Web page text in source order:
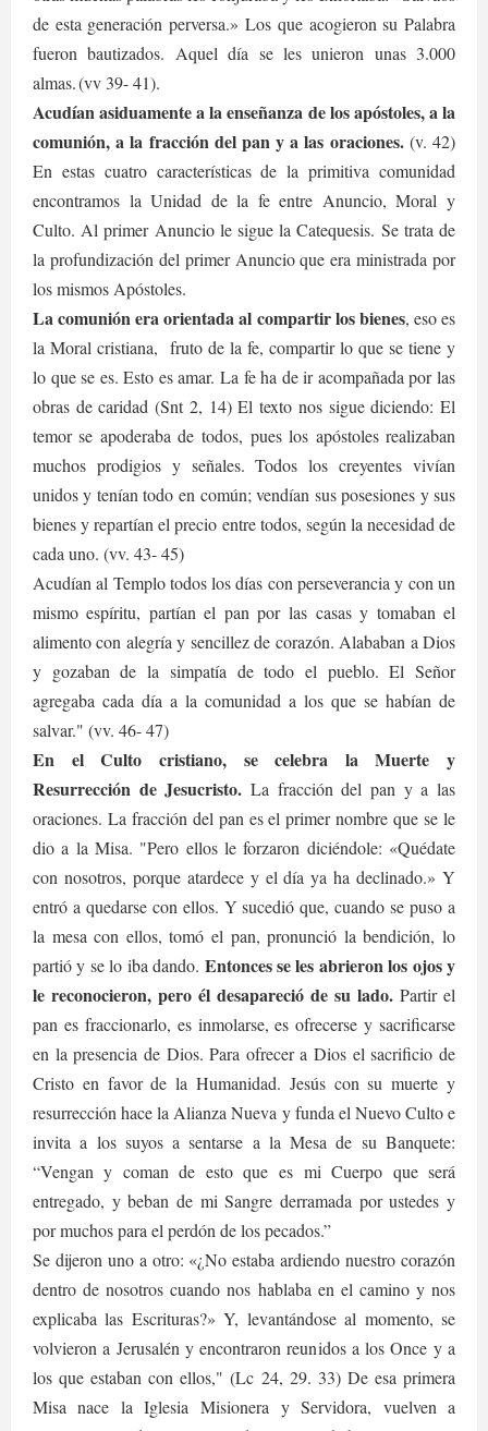
de esta generación perversa.» Los que acogieron su Palabra
fueron bautizados. Aquel día se les unieron unas 3.000
almas.(vv 39- 41).
Acudían asiduamente a la enseñanza de los apóstoles, a la
comunión, a la fracción del pan y a las oraciones.(v. 42)
En estas cuatro características de la primitiva comunidad
encontramos la Unidad de la fe entre Anuncio, Moral y
Culto. Al primer Anuncio le sigue la Catequesis. Se trata de
la profundización del primer Anuncio que era ministrada por
los mismos Apóstoles.
La comunión era orientada al compartir los bienes, eso es
la Moral cristiana, fruto de la fe, compartir lo que se tiene y
lo que se es. Esto es amar. La fe ha de ir acompañada por las
obras de caridad (Snt 2, 14) El texto nos sigue diciendo: El
temor se apoderaba de todos, pues los apóstoles realizaban
muchos prodigios y señales. Todos los creyentes vivían
unidos y tenían todo en común; vendían sus posesiones y sus
bienes y repartían el precio entre todos, según la necesidad de
cada uno. (vv. 43- 45)
Acudían al Templo todos los días con perseverancia y con un
mismo espíritu, partían el pan por las casas y tomaban el
alimento con alegría y sencillez de corazón. Alababan a Dios
y gozaban de la simpatía de todo el pueblo. El Señor
agregaba cada día a la comunidad a los que se habían de
salvar." (vv. 46- 47)
En el Culto cristiano, se celebra la Muerte y
Resurrección de Jesucristo. La fracción del pan y a las
oraciones. La fracción del pan es el primer nombre que se le
dio a la Misa. "Pero ellos le forzaron diciéndole: «Quédate
con nosotros, porque atardece y el día ya ha declinado.» Y
entró a quedarse con ellos. Y sucedió que, cuando se puso a
la mesa con ellos, tomó el pan, pronunció la bendición, lo
partió y se lo iba dando. Entonces se les abrieron los ojos y
le reconocieron, pero él desapareció de su lado.Partir el
pan es fraccionarlo, es inmolarse, es ofrecerse y sacrificarse
en la presencia de Dios. Para ofrecer a Dios el sacrificio de
Cristo en favor de la Humanidad. Jesús con su muerte y
resurrección hace la Alianza Nueva y funda el Nuevo Culto e
invita a los suyos a sentarse a la Mesa de su Banquete:
“Vengan y coman de esto que es mi Cuerpo que será
entregado, y beban de mi Sangre derramada por ustedes y
por muchos para el perdón de los pecados.”
Se dijeron uno a otro: «¿No estaba ardiendo nuestro corazón
dentro de nosotros cuando nos hablaba en el camino y nos
explicaba las Escrituras?» Y, levantándose al momento, se
volvieron a Jerusalén y encontraron reunidos a los Once y a
los que estaban con ellos," (Lc 24, 29. 33) De esa primera
Misa nace la Iglesia Misionera y Servidora, vuelven a